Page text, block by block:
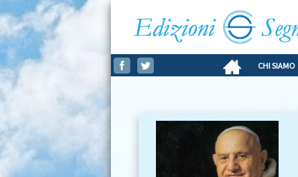
CHI SIAMO